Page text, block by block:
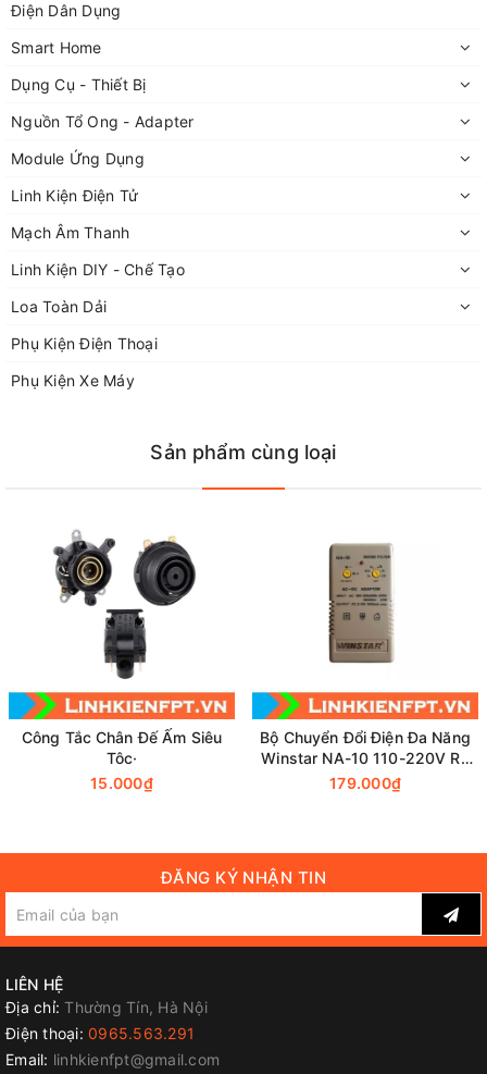
cho anh em thợ kỹ thuật.
MF47L có chức năng test tất cả các loại điều
khiển rất dễ dàng.
MF47L cũng đo được cả Led anh em nhé.
Đo thông mạch có còi báo.
Đo dòng 10A.
Điện Dân Dụng
Smart Home
Dụng Cụ - Thiết Bị
Nguồn Tổ Ong - Adapter
Module Ứng Dụng
Linh Kiện Điện Tử
Mạch Âm Thanh
Linh Kiện DIY - Chế Tạo
Loa Toàn Dải
Phụ Kiện Điện Thoại
Phụ Kiện Xe Máy
Sản phẩm cùng loại
Công Tắc Chân Đế Ấm Siêu
Tôc·
15.000₫
Bộ Chuyển Đổi Điện Đa Năng
Winstar NA-10 110-220V Ra
3-12V 1A
179.000₫
ĐĂNG KÝ NHẬN TIN
LIÊN HỆ
Địa chỉ: Thường Tín, Hà Nội
Điện thoại: 0965.563.291
Email: linhkienfpt@gmail.com